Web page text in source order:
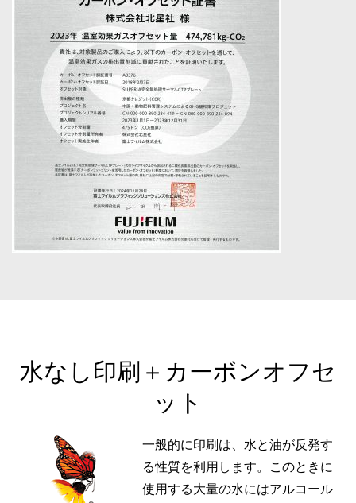
水なし印刷＋カーボンオフセ
ット
一般的に印刷は、水と油が反発す
る性質を利用します。このときに
使用する大量の水にはアルコール